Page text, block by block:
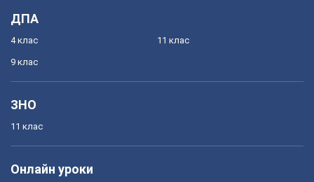
ДПА
4 клас
9 клас
11 клас
ЗНО
11 клас
Онлайн уроки